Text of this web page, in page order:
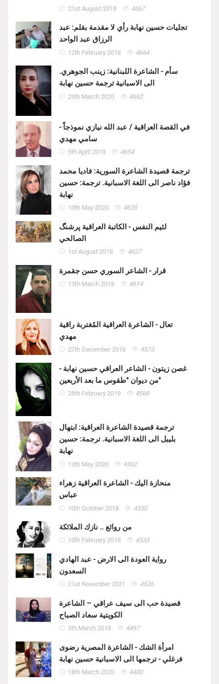
21st August 2018 4667
تجليات حسين نهابة رأي لا مقدمة بقلم: عبد
الرزاق عبد الواحد
12th February 2018 4664
سأم - الشاعرة اللبنانية: زينب الجوهري.
الى الاسبانية ترجمة حسين نهابة
29th March 2020 4662
في القصة العراقية / عبد الله نيازي نموذجاً -
سامي مهدي
5th April 2019 4654
ترجمة قصيدة الشاعرة السورية: فاديا محمد
فؤاد ناصر الى اللغة الاسبانية. ترجمة: حسين
نهابة
10th May 2020 4635
لئيم النفس - الكاتبة العراقية پرشنگ
الصالحي
1st August 2018 4627
قرار - الشاعر السوري حسن جقمرة
13th March 2018 4614
تعال - الشاعرة العراقية المُغتربة راقية
مهدي
27th December 2018 4573
غصن زيتون - الشاعر العراقي حسين نهابة -
من ديوان "طقوس ما بعد الأربعين"
28th February 2019 4568
ترجمة قصيدة الشاعرة العراقية: ابتهال
بليبل الى اللغة الاسبانية. ترجمة: حسين
نهابة
13th May 2020 4562
منحازة اليك - الشاعرة العراقية زهراء
عباس
10th October 2018 4550
من روائع .. نازك الملائكة
10th February 2018 4533
رواية العودة الى الارض - عبد الهادي
السعدون
21st November 2021 4526
قصيدة حب الى سيف عراقي – الشاعرة
الكويتية سعاد الصباح
5th March 2018 4497
امرأة الشك - الشاعرة المصرية رضوى
فرغلي - ترجمها الى الاسبانية حسين نهابة
18th March 2020 4480